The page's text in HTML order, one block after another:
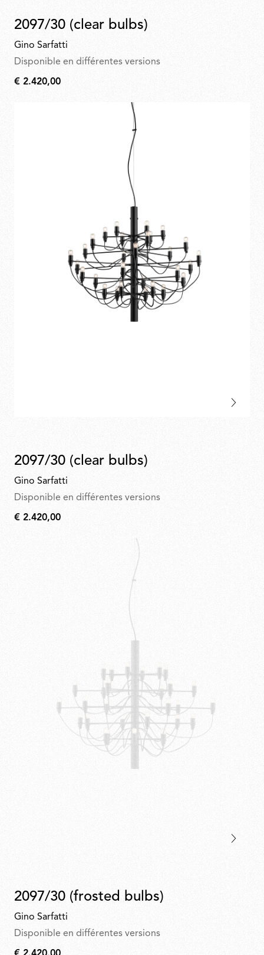
2097/30 (clear bulbs)
Gino Sarfatti
Disponible en différentes versions
€
€ 2.420,00
2097/30 (clear bulbs)
Gino Sarfatti
Disponible en différentes versions
€
€ 2.420,00
2097/30 (frosted bulbs)
Gino Sarfatti
Disponible en différentes versions